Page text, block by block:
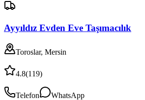
Ayyıldız Evden Eve Taşımacılık
Toroslar, Mersin
4.8(119)
Telefon
WhatsApp